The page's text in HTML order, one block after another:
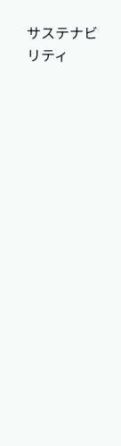
サステナビ
リティ